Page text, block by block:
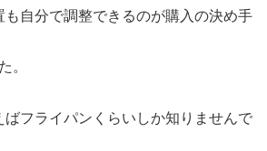
も自分で調整できるのが購入の決め手
。
ばフライパンくらいしか知りませんで